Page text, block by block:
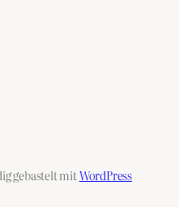
gebastelt mitWordPress